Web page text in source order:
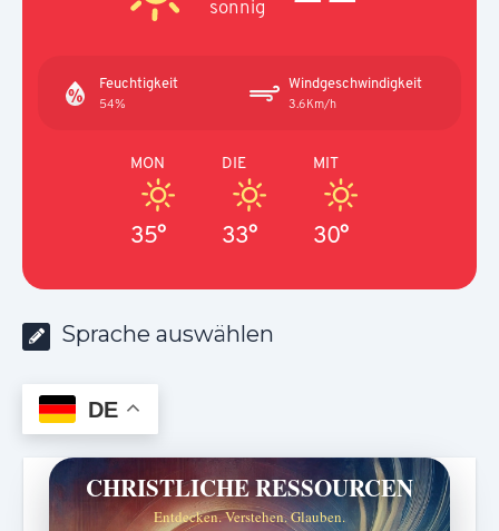
sonnig
Feuchtigkeit
54%
Windgeschwindigkeit
3.6Km/h
MON
35°
DIE
33°
MIT
30°
Sprache auswählen
DE
CHRISTLICHE RESSOURCEN
Entdecken. Verstehen. Glauben.